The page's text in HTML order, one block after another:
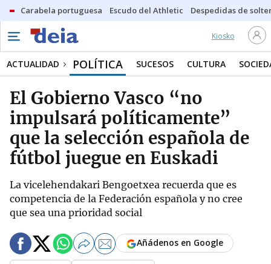
Carabela portuguesa Escudo del Athletic Despedidas de
Kiosko
ACTUALIDAD POLÍTICA SUCESOS CULTURA
El Gobierno Vasco “no
impulsará políticamente”
que la selección española de
fútbol juegue en Euskadi
La vicelehendakari Bengoetxea recuerda que es
competencia de la Federación española y no cree
que sea una prioridad social
Añádenos en Google